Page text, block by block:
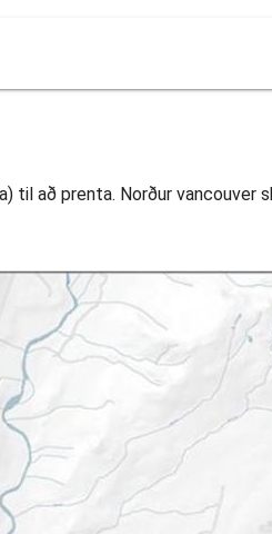
til að prenta. Norður vancouver